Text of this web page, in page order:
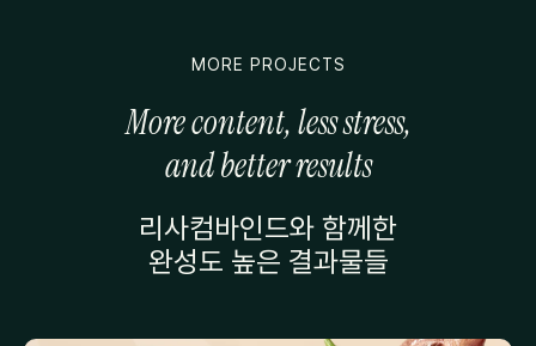
MORE PROJECTS
More content, less stress,
and better results
리사컴바인드와 함께한
완성도 높은 결과물들